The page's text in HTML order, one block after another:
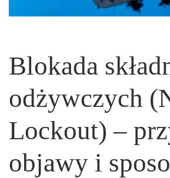
Blokada
odżywczych
Lockout) –
objawy i